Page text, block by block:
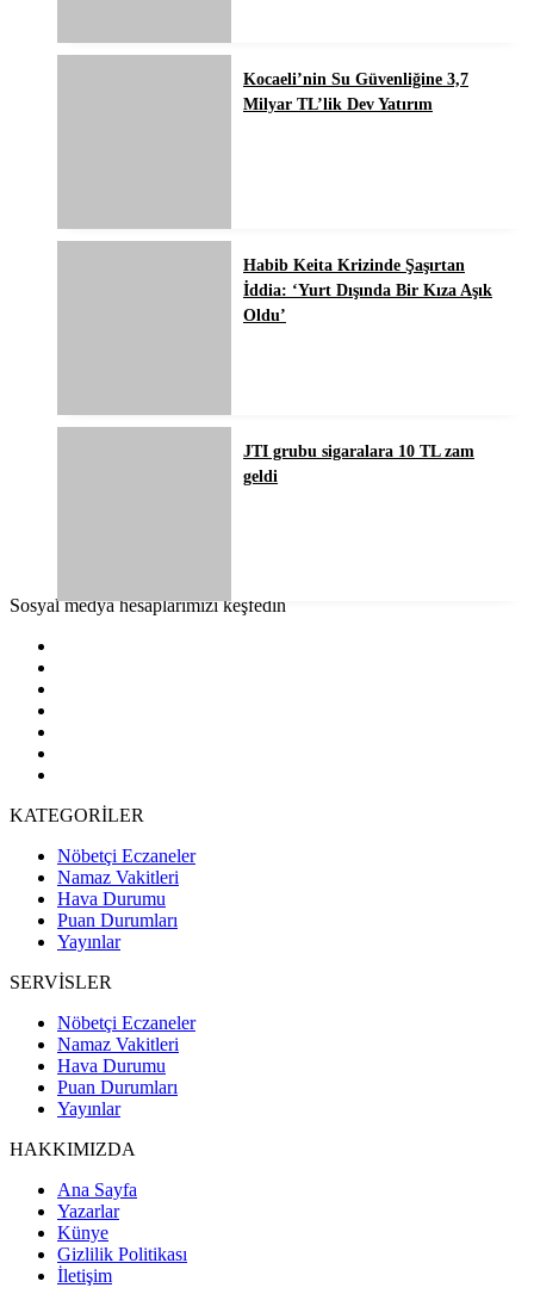
Kocaeli’nin Su Güvenliğine 3,7
Milyar TL’lik Dev Yatırım
Habib Keita Krizinde Şaşırtan
İddia: ‘Yurt Dışında Bir Kıza Aşık
Oldu’
JTI grubu sigaralara 10 TL zam
geldi
Sosyal medya hesaplarımızı keşfedin
KATEGORİLER
Nöbetçi Eczaneler
Namaz Vakitleri
Hava Durumu
Puan Durumları
Yayınlar
SERVİSLER
Nöbetçi Eczaneler
Namaz Vakitleri
Hava Durumu
Puan Durumları
Yayınlar
HAKKIMIZDA
Ana Sayfa
Yazarlar
Künye
Gizlilik Politikası
İletişim